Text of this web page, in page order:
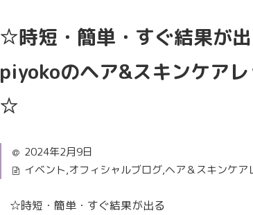
☆時短・簡単・すぐ結果が
piyokoのヘア&スキンケア
☆
2024年2月9日
イベント,オフィシャルブログ,ヘア＆スキンケア
☆時短・簡単・すぐ結果が出る